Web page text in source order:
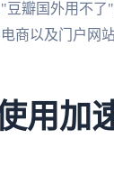
瓣国外用不了
商以及门户网
用加